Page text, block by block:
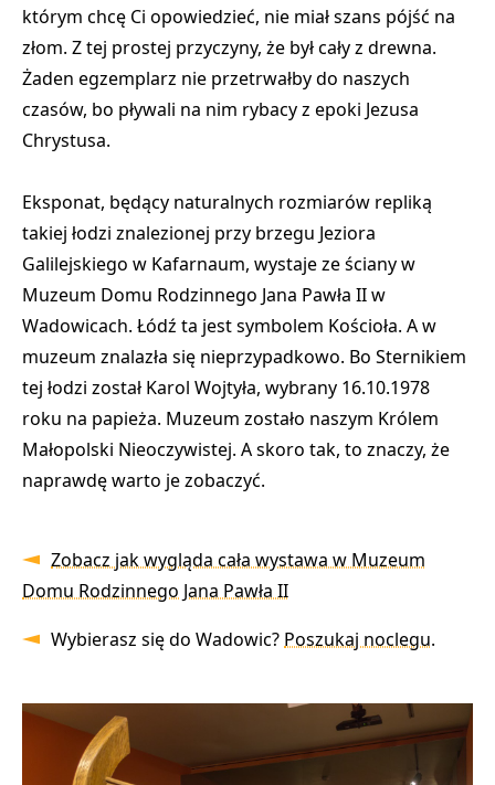
którym chcę Ci opowiedzieć, nie miał szans pójść na
złom. Z tej prostej przyczyny, że był cały z drewna.
Żaden egzemplarz nie przetrwałby do naszych
czasów, bo pływali na nim rybacy z epoki Jezusa
Chrystusa.
Eksponat, będący naturalnych rozmiarów repliką
takiej łodzi znalezionej przy brzegu Jeziora
Galilejskiego w Kafarnaum, wystaje ze ściany w
Muzeum Domu Rodzinnego Jana Pawła II w
Wadowicach. Łódź ta jest symbolem Kościoła. A w
muzeum znalazła się nieprzypadkowo. Bo Sternikiem
tej łodzi został Karol Wojtyła, wybrany 16.10.1978
roku na papieża. Muzeum zostało naszym Królem
Małopolski Nieoczywistej. A skoro tak, to znaczy, że
naprawdę warto je zobaczyć.
Zobacz jak wygląda cała wystawa w Muzeum
Domu Rodzinnego Jana Pawła II
Wybierasz się do Wadowic? Poszukaj noclegu.